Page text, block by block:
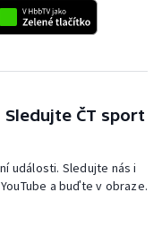
ČT sport
události. Sledujte nás i
a buďte v obraze.